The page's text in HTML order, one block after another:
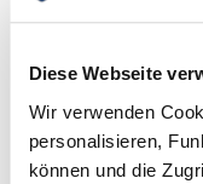
Diese Webseite
Wir verwenden
personalisieren,
können und die